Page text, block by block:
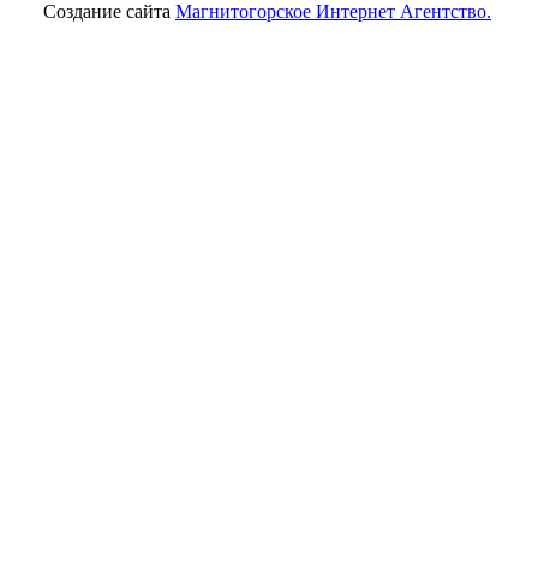
Создание сайта Магнитогорское Интернет Агентство.